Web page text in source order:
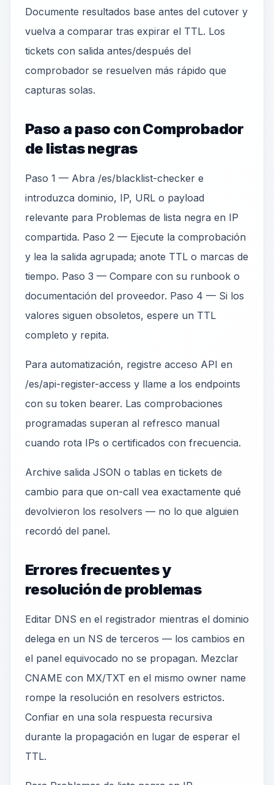
Documente resultados base antes del cutover y
vuelva a comparar tras expirar el TTL. Los
tickets con salida antes/después del
comprobador se resuelven más rápido que
capturas solas.
Paso a paso con Comprobador
de listas negras
Paso 1 — Abra /es/blacklist-checker e
introduzca dominio, IP, URL o payload
relevante para Problemas de lista negra en IP
compartida. Paso 2 — Ejecute la comprobación
y lea la salida agrupada; anote TTL o marcas de
tiempo. Paso 3 — Compare con su runbook o
documentación del proveedor. Paso 4 — Si los
valores siguen obsoletos, espere un TTL
completo y repita.
Para automatización, registre acceso API en
/es/api-register-access y llame a los endpoints
con su token bearer. Las comprobaciones
programadas superan al refresco manual
cuando rota IPs o certificados con frecuencia.
Archive salida JSON o tablas en tickets de
cambio para que on-call vea exactamente qué
devolvieron los resolvers — no lo que alguien
recordó del panel.
Errores frecuentes y
resolución de problemas
Editar DNS en el registrador mientras el dominio
delega en un NS de terceros — los cambios en
el panel equivocado no se propagan. Mezclar
CNAME con MX/TXT en el mismo owner name
rompe la resolución en resolvers estrictos.
Confiar en una sola respuesta recursiva
durante la propagación en lugar de esperar el
TTL.